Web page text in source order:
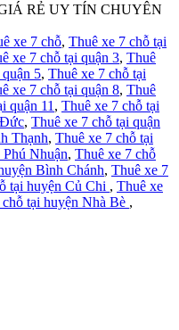
RẺ UY TÍN CHUYÊN
xe 7 chỗ, Thuê xe 7 chỗ tại
xe 7 chỗ tại quận 3, Thuê
5, Thuê xe 7 chỗ tại
xe 7 chỗ tại quận 8, Thuê
quận 11 , Thuê xe 7 chỗ tại
Đức, Thuê xe 7 chỗ tại quận
Thạnh, Thuê xe 7 chỗ tại
Nhuận, Thuê xe 7 chỗ
Bình Chánh, Thuê xe 7
tại huyện Củ Chi , Thuê xe
tại huyện Nhà Bè ,